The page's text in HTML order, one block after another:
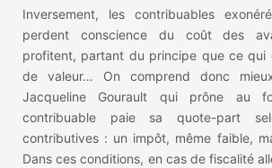
Inversement, les contribuables
perdent conscience du coût des
profitent, partant du principe que ce qui
de valeur… On comprend donc
Jacqueline Gourault qui prône au
contribuable paie sa quote-part
contributives : un impôt, même faible,
Dans ces conditions, en cas de fiscalité